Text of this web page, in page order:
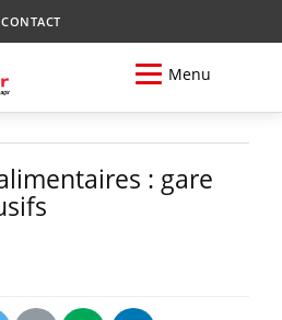
CONTACT
Menu
: gare